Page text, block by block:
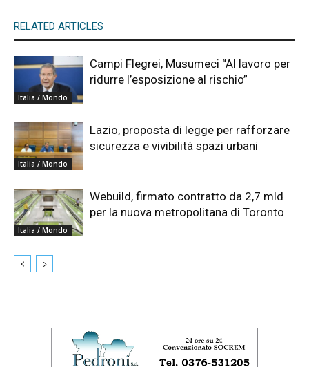
RELATED ARTICLES
Italia / Mondo
Campi Flegrei, Musumeci “Al lavoro per
ridurre l’esposizione al rischio”
Italia / Mondo
Lazio, proposta di legge per rafforzare
sicurezza e vivibilità spazi urbani
Italia / Mondo
Webuild, firmato contratto da 2,7 mld
per la nuova metropolitana di Toronto